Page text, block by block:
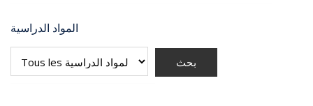
المواد الدراسية